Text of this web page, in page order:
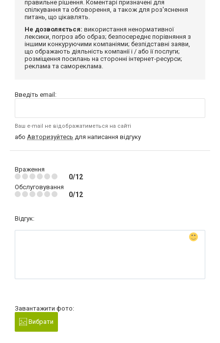
правильне рішення. Коментарі призначені для
спілкування та обговорення, а також для роз'яснення
питань, що цікавлять.
Не дозволяється: використання ненормативної
лексики, погроз або образ; безпосереднє порівняння з
іншими конкуруючими компаніями; безпідставні заяви,
що ображають діяльність компанії і / або її послуги;
розміщення посилань на сторонні інтернет-ресурси;
реклама та самореклама.
Введіть email:
Ваш e-mail не відображатиметься на сайті
або Авторизуйтесь для написання відгуку
Враження
0/12
Обслуговування
0/12
Відгук:
Завантажити фото:
Вибрати